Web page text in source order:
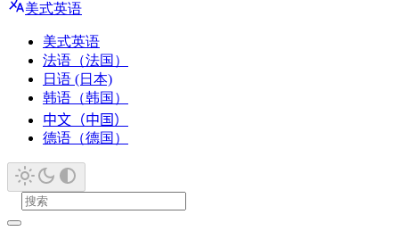
美式英语
美式英语
法语（法国）
日语 (日本)
韩语（韩国）
中文（中国）
德语（德国）